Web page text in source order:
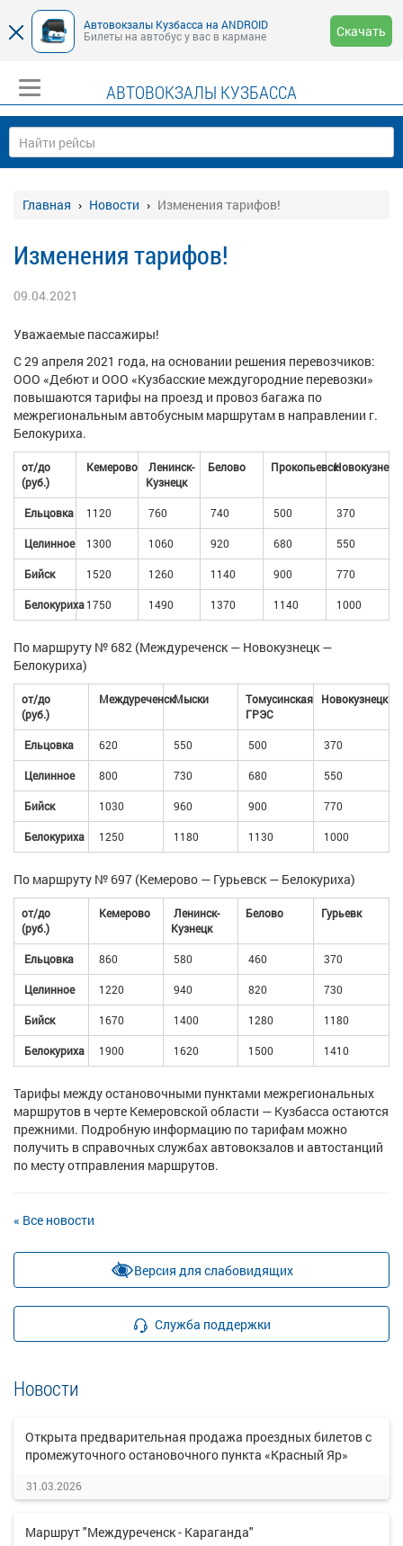
Автовокзалы Кузбасса на ANDROID
Билеты на автобус у вас в кармане
Скачать
АВТОВОКЗАЛЫ КУЗБАССА
Главная Новости Изменения тарифов!
Изменения тарифов!
09.04.2021
Уважаемые пассажиры!
С 29 апреля 2021 года, на основании решения перевозчиков:
ООО «Дебют и ООО «Кузбасские междугородние перевозки»
повышаются тарифы на проезд и провоз багажа по
межрегиональным автобусным маршрутам в направлении г.
Белокуриха.
от/до
(руб.)
Кемерово
Ленинск-
Кузнецк
Белово ПрокопьевскНовокузнецк
Ельцовка 1120 760 740 500 370
Целинное 1300 1060 920 680 550
Бийск 1520 1260 1140 900 770
Белокуриха1750 1490 1370 1140 1000
По маршруту № 682 (Междуреченск — Новокузнецк —
Белокуриха)
от/до
(руб.)
МеждуреченскМыски
Томусинская
ГРЭС
Новокузнецк
Ельцовка 620 550 500 370
Целинное 800 730 680 550
Бийск 1030 960 900 770
Белокуриха 1250 1180 1130 1000
По маршруту № 697 (Кемерово — Гурьевск — Белокуриха)
от/до
(руб.)
Кемерово
Ленинск-
Кузнецк
Белово Гурьевк
Ельцовка 860 580 460 370
Целинное 1220 940 820 730
Бийск 1670 1400 1280 1180
Белокуриха 1900 1620 1500 1410
Тарифы между остановочными пунктами межрегиональных
маршрутов в черте Кемеровской области — Кузбасса остаются
прежними. Подробную информацию по тарифам можно
получить в справочных службах автовокзалов и автостанций
по месту отправления маршрутов.
« Все новости
Версия для слабовидящих
Служба поддержки
Новости
Открыта предварительная продажа проездных билетов с
промежуточного остановочного пункта «Красный Яр»
31.03.2026
Маршрут "Междуреченск - Караганда"